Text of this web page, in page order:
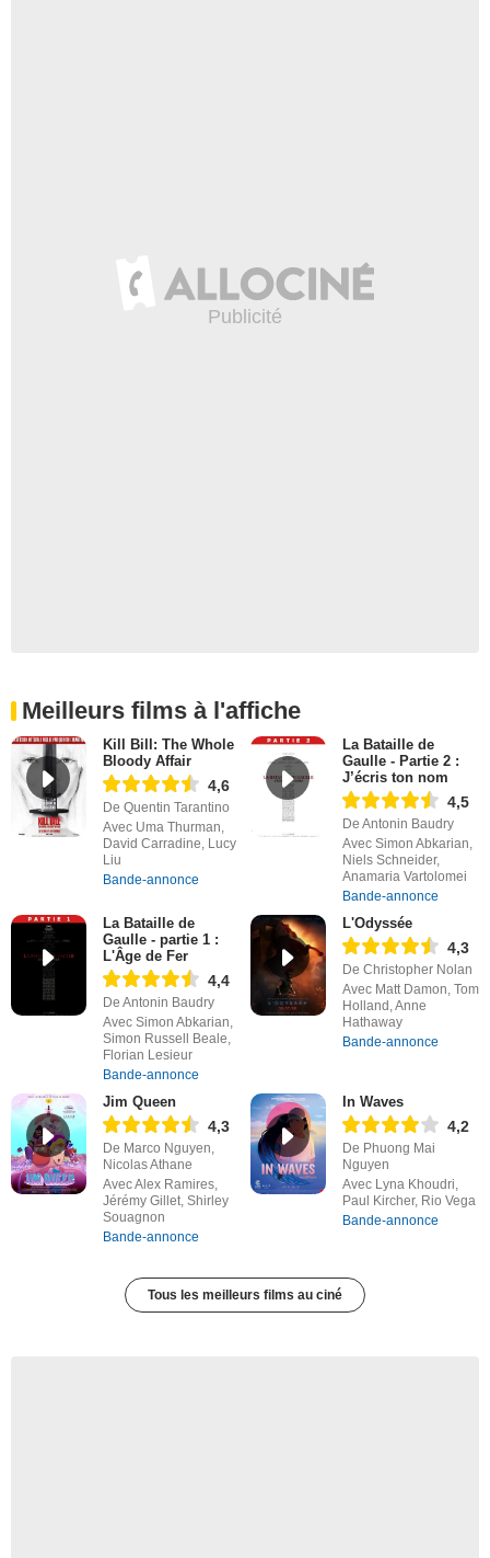
Meilleurs films à l'affiche
Kill Bill: The Whole
Bloody Affair
4,6
De Quentin Tarantino
Avec Uma Thurman,
David Carradine, Lucy
Liu
Bande-annonce
La Bataille de
Gaulle - Partie 2 :
J’écris ton nom
4,5
De Antonin Baudry
Avec Simon Abkarian,
Niels Schneider,
Anamaria Vartolomei
Bande-annonce
La Bataille de
Gaulle - partie 1 :
L'Âge de Fer
4,4
De Antonin Baudry
Avec Simon Abkarian,
Simon Russell Beale,
Florian Lesieur
Bande-annonce
L'Odyssée
4,3
De Christopher Nolan
Avec Matt Damon, Tom
Holland, Anne
Hathaway
Bande-annonce
Jim Queen
4,3
De Marco Nguyen,
Nicolas Athane
Avec Alex Ramires,
Jérémy Gillet, Shirley
Souagnon
Bande-annonce
In Waves
4,2
De Phuong Mai
Nguyen
Avec Lyna Khoudri,
Paul Kircher, Rio Vega
Bande-annonce
Tous les meilleurs films au ciné